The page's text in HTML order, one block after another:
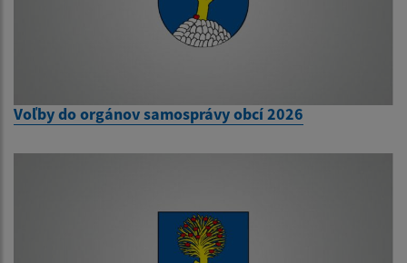
Voľby do orgánov samosprávy obcí 2026